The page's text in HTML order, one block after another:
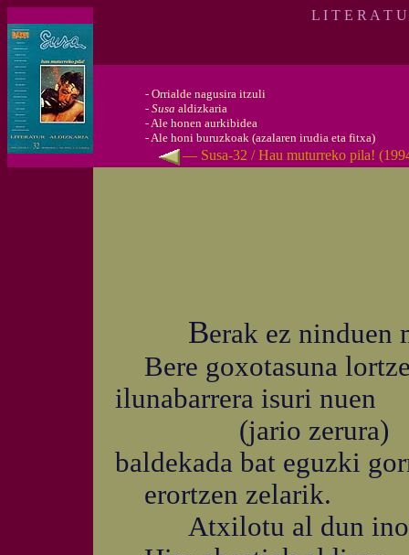
L I T E R A T
- Orrialde nagusira itzuli
- Susa aldizkaria
-Ale honen aurkibidea
-Ale honi buruzkoak (azalaren irudia eta fitxa)
— Susa-32 / Hau muturreko pila!
Berak ez ninduen
Bere goxotasuna
ilunabarrera isuri nuen
(jario zerura)
baldekada bat eguzki
erortzen zelarik.
Atxilotu al dun inoiz